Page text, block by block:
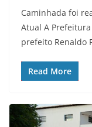
Caminhada foi
Atual A
prefeito Renaldo
Read More